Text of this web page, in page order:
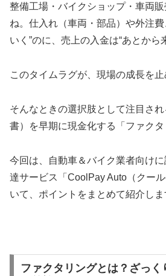
整備工場・バイクショップ・車両
ね。仕入れ（車両・部品）や外注費
いく”のに、売上の入金は“あとから
このタイムラグが、現場の成長を止
そんなときの選択肢として注目さ
書）を早期に現金化する「ファクタ
今回は、自動車＆バイク業者向け
達サービス「CoolPay Auto（クー
いて、ポイントをまとめて紹介しま
ファクタリングとは？ざっ